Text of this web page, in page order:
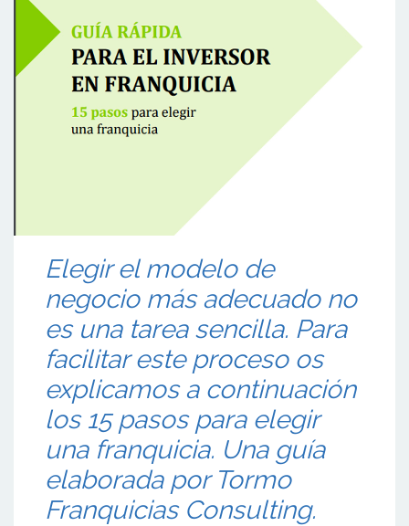
Elegir el modelo de
negocio más adecuado no
es una tarea sencilla. Para
facilitar este proceso os
explicamos a continuación
los 15 pasos para elegir
una franquicia. Una guía
elaborada por Tormo
Franquicias Consulting.